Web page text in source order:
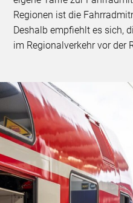
Regionen ist die
Deshalb empfiehlt es sich,
im Regionalverkehr vor der